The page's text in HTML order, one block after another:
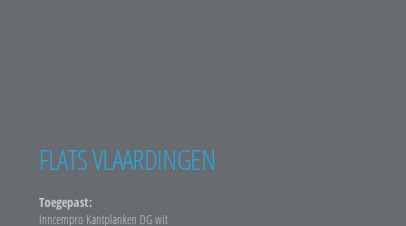
FLATS VLAARDINGEN
Toegepast:
Inncempro Kantplanken DG wit